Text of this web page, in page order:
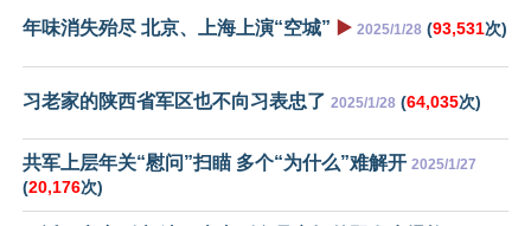
年味消失殆尽 北京、上海上演“空城” ▶️ 2025/1/28 (93,531次)
习老家的陕西省军区也不向习表忠了 2025/1/28 (64,035次)
共军上层年关“慰问”扫瞄 多个“为什么”难解开 2025/1/27
(20,176次)